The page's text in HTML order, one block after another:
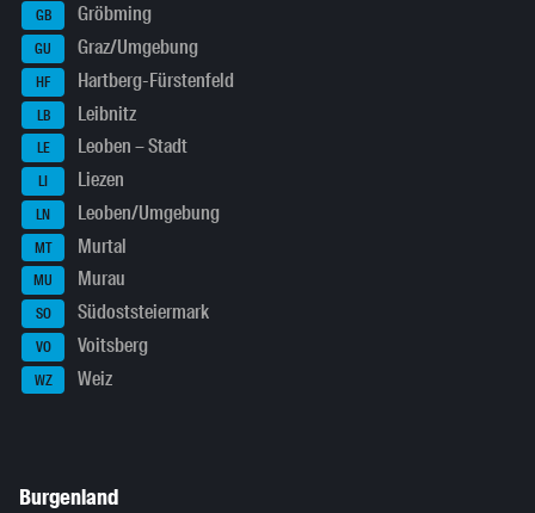
GB Gröbming
GU Graz/Umgebung
HF Hartberg-Fürstenfeld
LB Leibnitz
LE Leoben – Stadt
LI Liezen
LN Leoben/Umgebung
MT Murtal
MU Murau
SO Südoststeiermark
VO Voitsberg
WZ Weiz
Burgenland